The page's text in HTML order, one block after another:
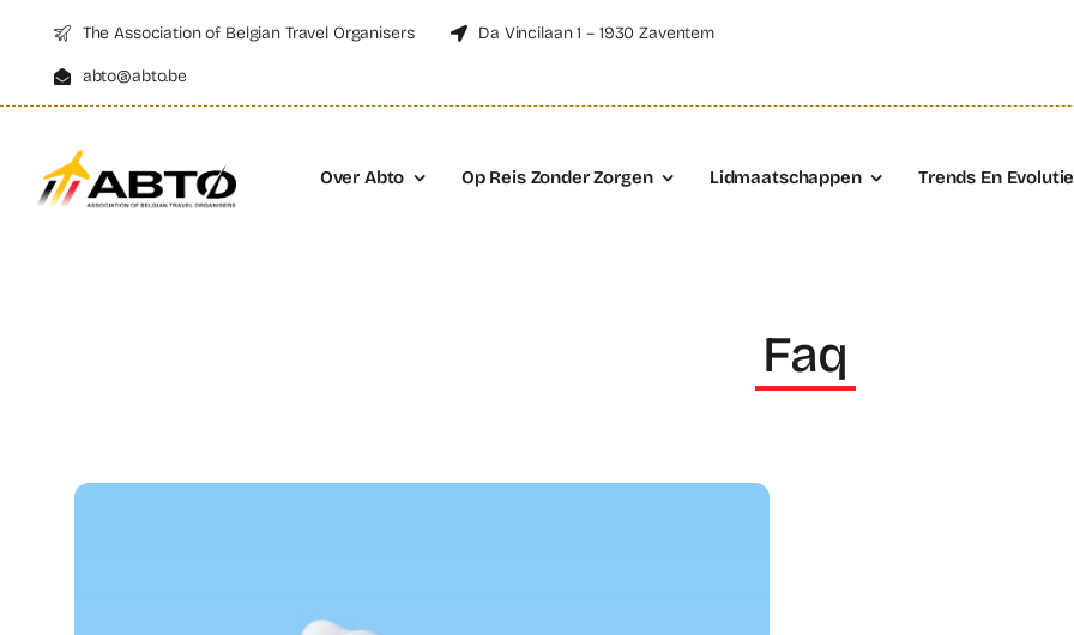
content
The Association of Belgian Travel Organisers Da Vincilaan 1 – 1930 Zaventem
abto@abto.be
Over Abto Op Reis Zonder Zorgen Lidmaatschappen Trends En
Faq